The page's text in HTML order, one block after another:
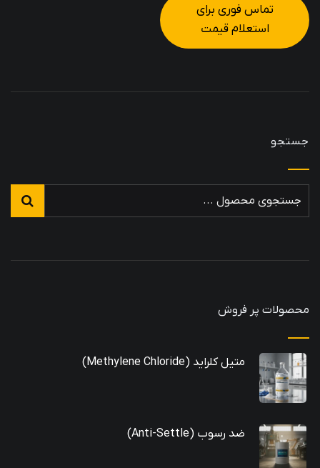
تماس فوری برای
استعلام قیمت
جستجو
محصولات پر فروش
متیل کلراید (Methylene Chloride)
ضد رسوب (Anti-Settle)